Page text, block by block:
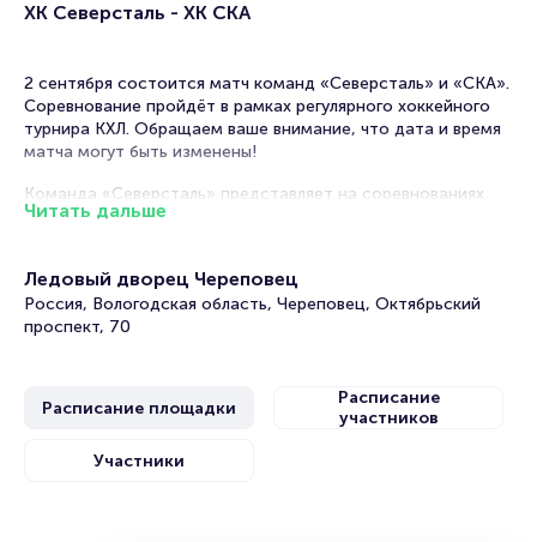
ХК Северсталь - ХК СКА
2 сентября состоится матч команд «Северсталь» и «СКА».
Соревнование пройдёт в рамках регулярного хоккейного
турнира КХЛ. Обращаем ваше внимание, что дата и время
матча могут быть изменены!
Команда «Северсталь» представляет на соревнованиях
город Череповец. Клуб ведёт свою историю с 18 декабря
своими победами. Серебряная медаль чемпионата России
за сезон 2002/03, второе место на чемпионате России в
2000/01 и награда «Гроза Авторитетов» за сезон 1997/98-
2006 годах.
хоккейный клуб из города Санкт-Петербурга, участник
Читать дальше
Ледовый дворец Череповец
Россия, Вологодская область, Череповец, Октябрьский
проспект, 70
Расписание площадки
Расписание
участников
Участники